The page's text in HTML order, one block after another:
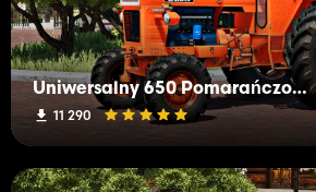
Uniwersalny 650 Pomarańczowy
11 290